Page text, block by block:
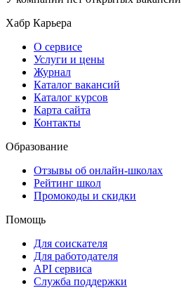
Хабр Карьера
О сервисе
Услуги и цены
Журнал
Каталог вакансий
Каталог курсов
Карта сайта
Контакты
Образование
Отзывы об онлайн-школах
Рейтинг школ
Промокоды и скидки
Помощь
Для соискателя
Для работодателя
API сервиса
Служба поддержки